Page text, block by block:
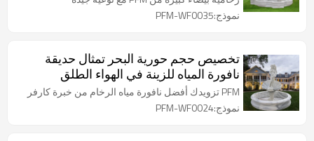
نموذج:PFM-WF0035
تخصيص حجم حورية البحر تمثال حديقة
نافورة المياه للزينة في الهواء الطلق
PFM تزويدك أفضل نافورة مياه الرخام من خبرة كارفر
نموذج:PFM-WF0024